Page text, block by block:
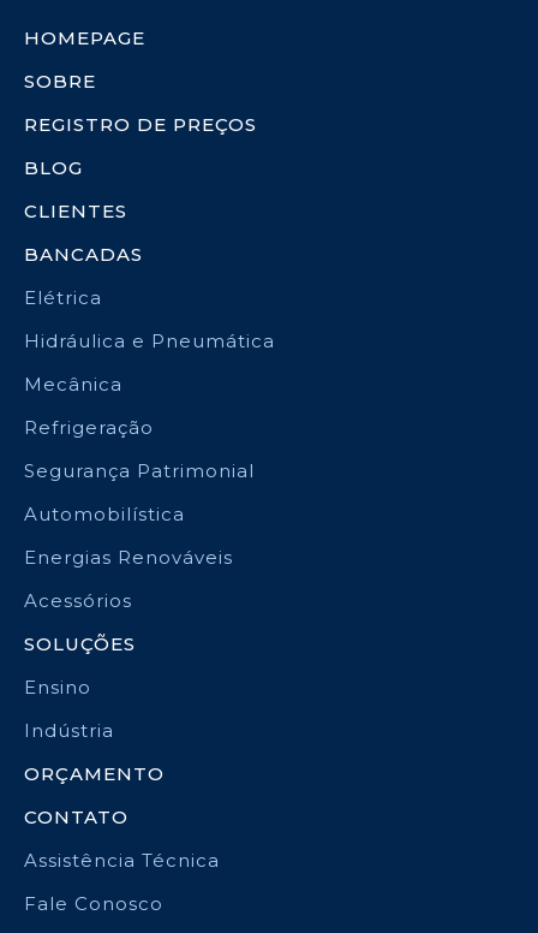
HOMEPAGE
SOBRE
REGISTRO DE PREÇOS
BLOG
CLIENTES
BANCADAS
Elétrica
Hidráulica e Pneumática
Mecânica
Refrigeração
Segurança Patrimonial
Automobilística
Energias Renováveis
Acessórios
SOLUÇÕES
Ensino
Indústria
ORÇAMENTO
CONTATO
Assistência Técnica
Fale Conosco